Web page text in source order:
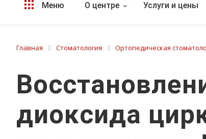
Меню О центре Услуги и цены
Главная Стоматология Ортопедическая
диоксида